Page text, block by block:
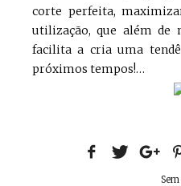
corte perfeita,
utilização, que além de
facilita a cria uma
próximos tempos!…